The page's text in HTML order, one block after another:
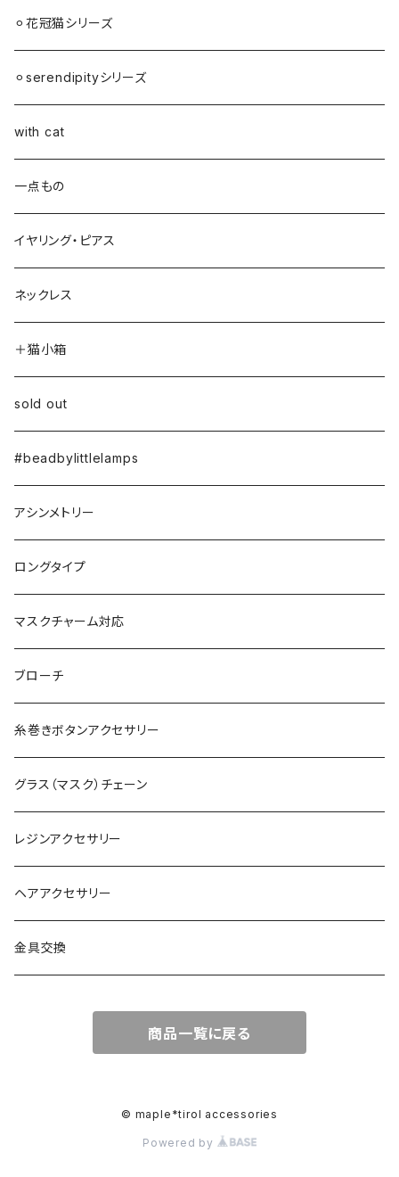
⚪︎花冠猫シリーズ
⚪︎serendipityシリーズ
with cat
一点もの
イヤリング・ピアス
ネックレス
＋猫小箱
sold out
#beadbylittlelamps
アシンメトリー
ロングタイプ
マスクチャーム対応
ブローチ
糸巻きボタンアクセサリー
グラス（マスク）チェーン
レジンアクセサリー
ヘアアクセサリー
金具交換
商品一覧に戻る
© maple*tirol accessories
Powered by